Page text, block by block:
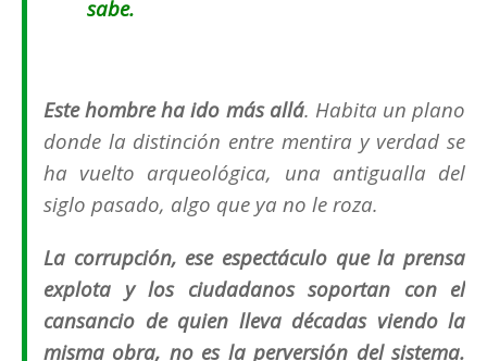
sabe.
Este hombre ha ido más allá. Habita un plano
donde la distinción entre mentira y verdad se
ha vuelto arqueológica, una antigualla del
siglo pasado, algo que ya no le roza.
La corrupción, ese espectáculo que la prensa
explota y los ciudadanos soportan con el
cansancio de quien lleva décadas viendo la
misma obra, no es la perversión del sistema.